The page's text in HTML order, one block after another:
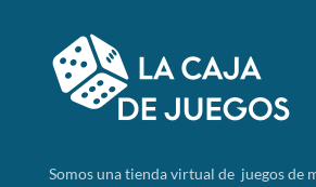
Somosuna tienda virtual de juegos de